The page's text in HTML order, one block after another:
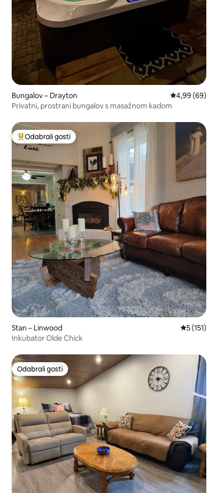
Bungalov – Drayton Prosječna
4,99 (69)
Privatni, prostrani bungalov s masažnom kadom
Među najviše rangiranima s oznakom „Odabrali gosti”
Odabrali gosti
Stan – Linwood Prosječna
5 (151)
Inkubator Olde Chick
Odabrali gosti
Odabrali gosti